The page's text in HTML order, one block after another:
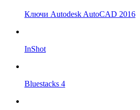
Ключи Autodesk AutoCAD 2016
InShot
Bluestacks 4